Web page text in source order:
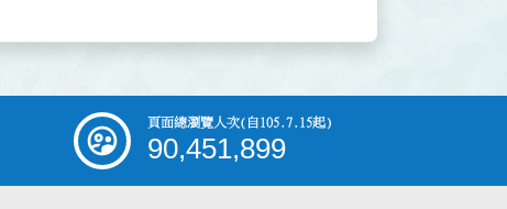
頁面總瀏覽人次(自105.7.15起)
90,451,899